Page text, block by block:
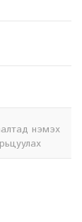
нэмэх